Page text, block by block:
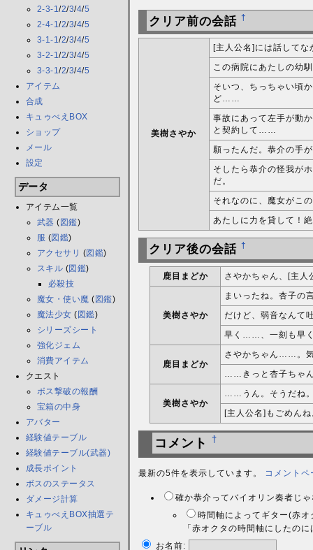
2-3-1/2/3/4/5
2-4-1/2/3/4/5
3-1-1/2/3/4/5
3-2-1/2/3/4/5
3-3-1/2/3/4/5
アイテム
合成
キュゥべえBOX
ショップ
メール
設定
データ
アイテム一覧
武器 (図鑑)
服 (図鑑)
アクセサリ (図鑑)
スキル (図鑑)
必殺技
魔女・使い魔 (図鑑)
魔法少女 (図鑑)
シリーズシート
強化ジェム
消費アイテム
クエスト
ボス撃破の報酬
宝箱の中身
アバター
経験値テーブル
経験値テーブル(武器)
成長ポイント
ボスのステータス
ダメージ計算
キュゥべえBOX抽選テ
ーブル
クリア前の会話 †
美樹さやか
[主人公名]には話して
この病院にあたしの幼
そいつ、ちっちゃい頃
ど……
事故にあって左手が動
と契約して……
願ったんだ。恭介の手
そしたら恭介の怪我が
だ。
それなのに、魔女が
あたしに力を貸して！
クリア後の会話 †
鹿目まどか さやかちゃん、[主人
美樹さやか
まいったね。杏子の
だけど、弱音なんて
早く……、一刻も早
鹿目まどか
さやかちゃん……。
……きっと杏子ちゃ
美樹さやか
……うん。そうだね
[主人公名]もごめん
コメント †
最新の5件を表示しています。 コメントペ
確か恭介ってバイオリン奏者じ
時間軸によってギター(赤
「赤オクタの時間軸にしたの
お名前: